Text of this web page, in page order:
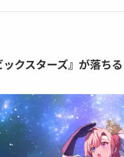
ックスターズ』が落ち